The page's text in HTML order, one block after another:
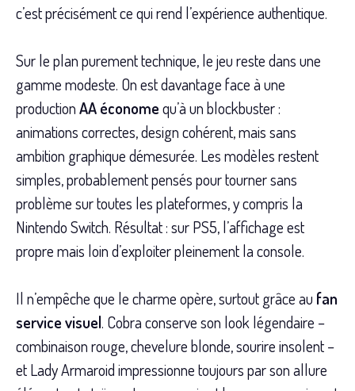
c’est précisément ce qui rend l’expérience authentique.
Sur le plan purement technique, le jeu reste dans une
gamme modeste. On est davantage face à une
productionAA économequ’à un blockbuster :
animations correctes, design cohérent, mais sans
ambition graphique démesurée. Les modèles restent
simples, probablement pensés pour tourner sans
problème sur toutes les plateformes, y compris la
Nintendo Switch. Résultat : sur PS5, l’affichage est
propre mais loin d’exploiter pleinement la console.
Il n’empêche que le charme opère, surtout grâce au fan
service visuel. Cobra conserve son look légendaire –
combinaison rouge, chevelure blonde, sourire insolent –
et Lady Armaroid impressionne toujours par son allure